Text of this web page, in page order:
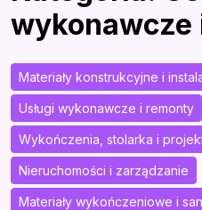
wykonawcze
Materiały konstrukcyjne i
Usługi wykonawcze i remonty
Wykończenia, stolarka i
Nieruchomości i zarządzanie
Materiały wykończeniowe i